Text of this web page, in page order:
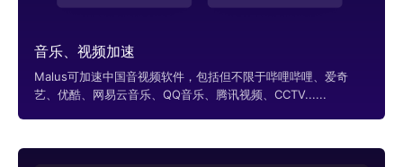
音乐、视频加速
Malus可加速中国音视频软件，包括但不限于哔哩哔哩、爱奇
艺、优酷、网易云音乐、QQ音乐、腾讯视频、CCTV......